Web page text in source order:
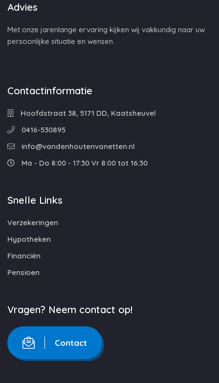
Advies
Met onze jarenlange ervaring kijken wij vakkundig naar uw
persoonlijke situatie en wensen.
Contactinformatie
Hoofdstraat 38, 5171 DD, Kaatsheuvel
0416-530895
info@vandenhoutenvanetten.nl
Ma - Do 8:00 - 17:30 Vr 8:00 tot 16:30
Snelle Links
Verzekeringen
Hypotheken
Financiën
Pensioen
Vragen? Neem contact op!
Contact